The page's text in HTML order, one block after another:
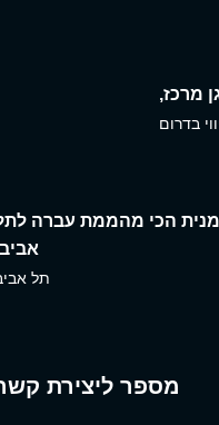
מרכז,
בדרום
הכי מהממת עברה
תל
מספר ליצירת